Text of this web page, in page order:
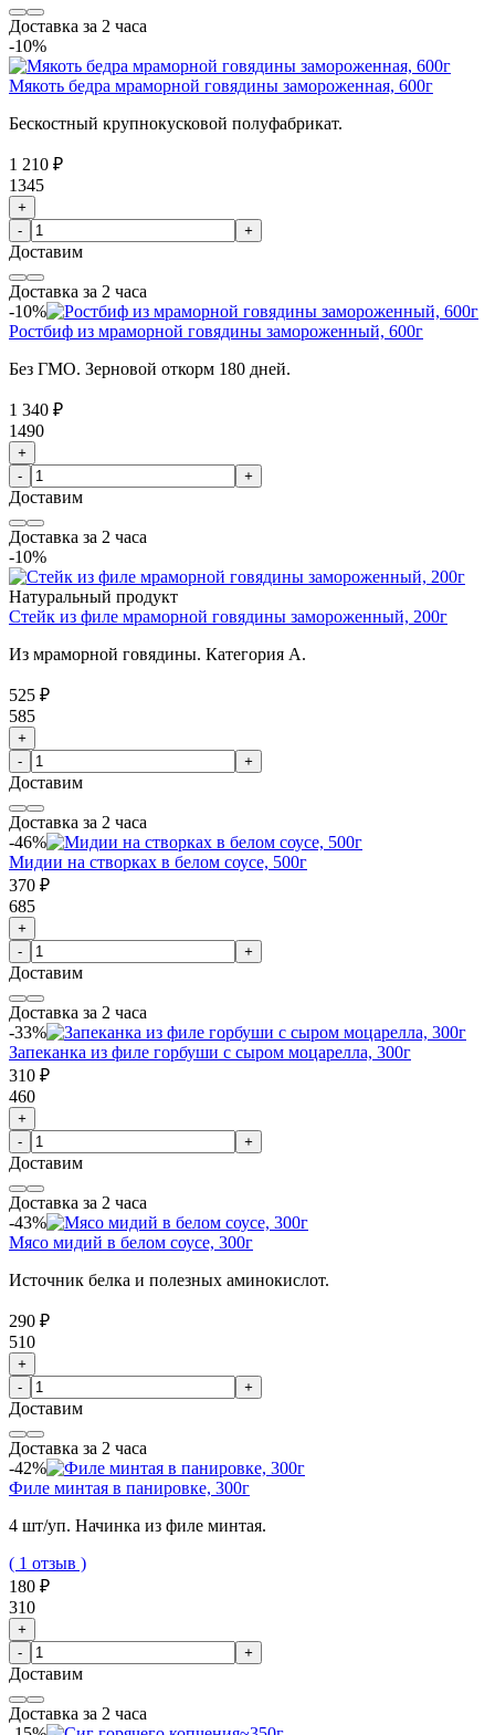
Доставка за 2 часа
-10%
Мякоть бедра мраморной говядины замороженная, 600г
Бескостный крупнокусковой полуфабрикат.
1 210 ₽
1345
+
-
+
Доставим
Доставка за 2 часа
-10%
Ростбиф из мраморной говядины замороженный, 600г
Без ГМО. Зерновой откорм 180 дней.
1 340 ₽
1490
+
-
+
Доставим
Доставка за 2 часа
-10%
Натуральный продукт
Стейк из филе мраморной говядины замороженный, 200г
Из мраморной говядины. Категория А.
525 ₽
585
+
-
+
Доставим
Доставка за 2 часа
-46%
Мидии на створках в белом соусе, 500г
370 ₽
685
+
-
+
Доставим
Доставка за 2 часа
-33%
Запеканка из филе горбуши с сыром моцарелла, 300г
310 ₽
460
+
-
+
Доставим
Доставка за 2 часа
-43%
Мясо мидий в белом соусе, 300г
Источник белка и полезных аминокислот.
290 ₽
510
+
-
+
Доставим
Доставка за 2 часа
-42%
Филе минтая в панировке, 300г
4 шт/уп. Начинка из филе минтая.
( 1 отзыв )
180 ₽
310
+
-
+
Доставим
Доставка за 2 часа